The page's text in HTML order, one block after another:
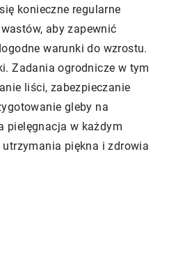
konieczne regularne
aby zapewnić
warunki do wzrostu.
Zadania ogrodnicze w tym
liści, zabezpieczanie
gleby na
pielęgnacja w każdym
piękna i zdrowia